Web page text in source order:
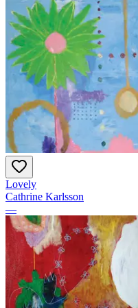
Lovely
Cathrine Karlsson
—